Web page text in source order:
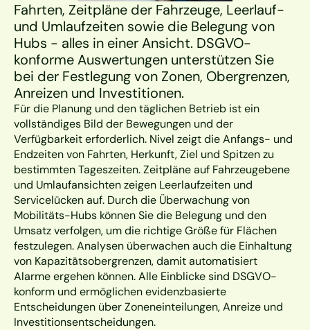
Fahrten, Zeitpläne der Fahrzeuge, Leerlauf-
und Umlaufzeiten sowie die Belegung von
Hubs - alles in einer Ansicht. DSGVO-
konforme Auswertungen unterstützen Sie
bei der Festlegung von Zonen, Obergrenzen,
Anreizen und Investitionen.
Für die Planung und den täglichen Betrieb ist ein
vollständiges Bild der Bewegungen und der
Verfügbarkeit erforderlich. Nivel zeigt die Anfangs- und
Endzeiten von Fahrten, Herkunft, Ziel und Spitzen zu
bestimmten Tageszeiten. Zeitpläne auf Fahrzeugebene
und Umlaufansichten zeigen Leerlaufzeiten und
Servicelücken auf. Durch die Überwachung von
Mobilitäts-Hubs können Sie die Belegung und den
Umsatz verfolgen, um die richtige Größe für Flächen
festzulegen. Analysen überwachen auch die Einhaltung
von Kapazitätsobergrenzen, damit automatisiert
Alarme ergehen können. Alle Einblicke sind DSGVO-
konform und ermöglichen evidenzbasierte
Entscheidungen über Zoneneinteilungen, Anreize und
Investitionsentscheidungen.